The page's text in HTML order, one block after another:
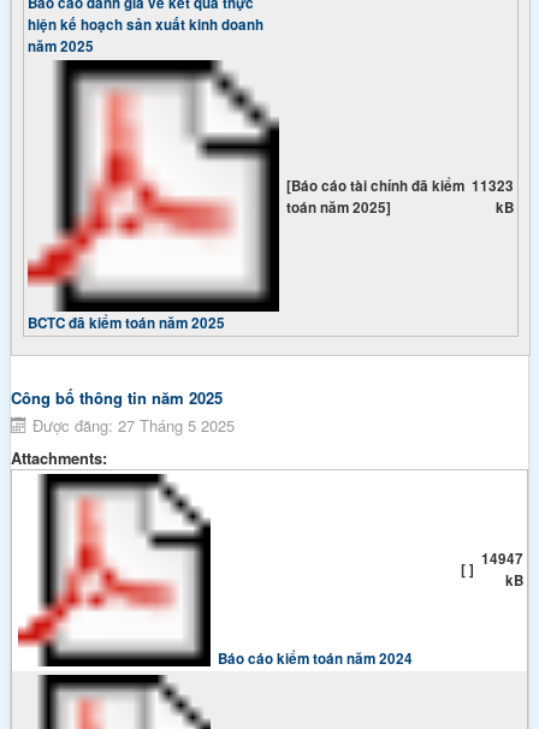
hiện kế hoạch sản xuất kinh doanh
năm 2025
BCTC đã kiểm toán năm 2025
[Báo cáo tài chính đã kiểm
toán năm 2025]
11323
kB
Công bố thông tin năm 2025
Được đăng: 27 Tháng 5 2025
Attachments:
Báo cáo kiểm toán năm 2024
[ ]
14947
kB